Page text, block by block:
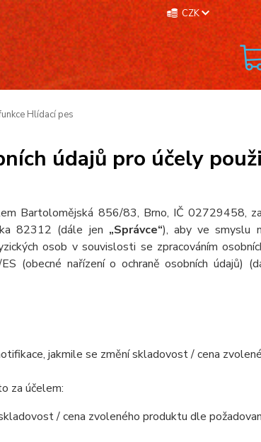
CZK
Hlídací pes
údajů pro účely
Bartolomějská 856/83, Brno, IČ 02729458,
82312 (dále jen „Správce“), aby ve smyslu
osob v souvislosti se zpracováním
(obecné nařízení o ochraně osobních údajů)
jakmile se změní skladovost / cena
o za účelem:
/ cena zvoleného produktu dle